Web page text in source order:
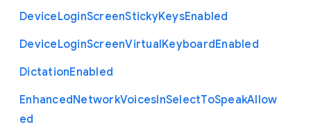
DeviceLoginScreenStickyKeysEnabled
DeviceLoginScreenVirtualKeyboardEnabled
DictationEnabled
EnhancedNetworkVoicesInSelectToSpeakAllow
ed